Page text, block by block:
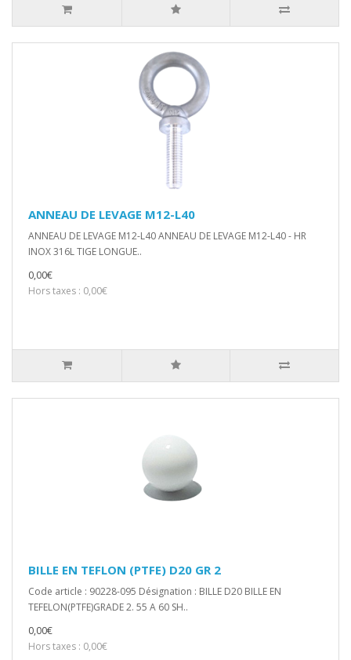
ANNEAU DE LEVAGE M12-L40
ANNEAU DE LEVAGE M12-L40 ANNEAU DE LEVAGE M12-L40 - HR
INOX 316L TIGE LONGUE..
0,00€
Hors taxes : 0,00€
BILLE EN TEFLON (PTFE) D20 GR 2
Code article : 90228-095 Désignation : BILLE D20 BILLE EN
TEFELON(PTFE)GRADE 2. 55 A 60 SH..
0,00€
Hors taxes : 0,00€